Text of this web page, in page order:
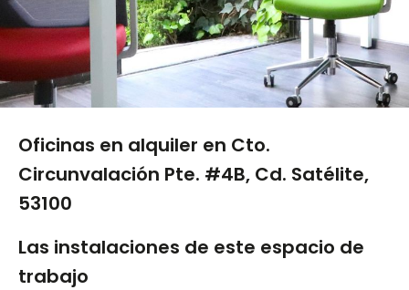
Oficinas en alquiler en Cto.
Circunvalación Pte. #4B, Cd. Satélite,
53100
Las instalaciones de este espacio de
trabajo